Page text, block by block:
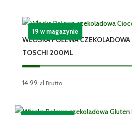
WŁOSKA POLEWA
TOSCHI 200ML
14,99 zł Brutto
19 w magazynie